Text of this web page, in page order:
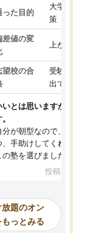
った目的
大学入学
策
差値の変
上がった
望校の合
受験して
出ていな
いとは思いますが、料
分が朝型なので、自習
、手助けしてくれる設
の塾を選びました。
投稿日：
題のオン
っとみる